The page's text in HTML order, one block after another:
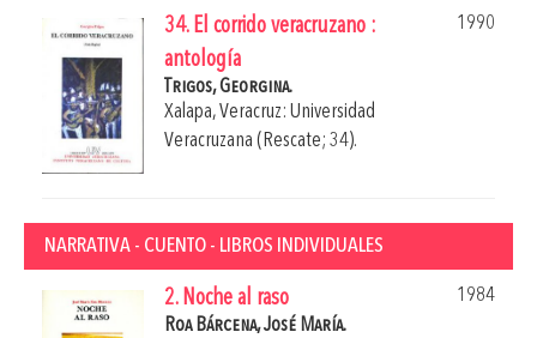
34. El corrido veracruzano :
antología
1990
Trigos, Georgina.
Xalapa, Veracruz: Universidad
Veracruzana (Rescate; 34).
NARRATIVA - CUENTO - LIBROS INDIVIDUALES
2. Noche al raso
1984
Roa Bárcena, José María.